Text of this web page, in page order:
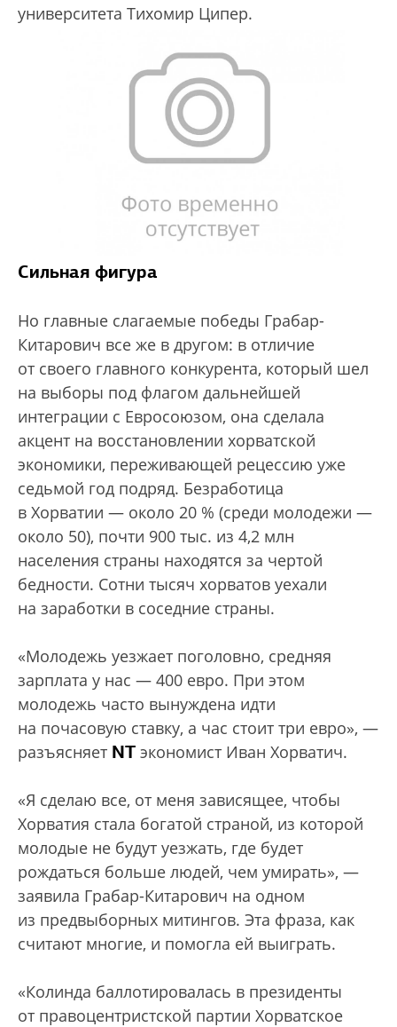
университета Тихомир Ципер.
Сильная фигура
Но главные слагаемые победы Грабар-
Китарович все же в другом: в отличие
от своего главного конкурента, который шел
на выборы под флагом дальнейшей
интеграции с Евросоюзом, она сделала
акцент на восстановлении хорватской
экономики, переживающей рецессию уже
седьмой год подряд. Безработица
в Хорватии — около 20 % (среди молодежи —
около 50), почти 900 тыс. из 4,2 млн
населения страны находятся за чертой
бедности. Сотни тысяч хорватов уехали
на заработки в соседние страны.
«Молодежь уезжает поголовно, средняя
зарплата у нас — 400 евро. При этом
молодежь часто вынуждена идти
на почасовую ставку, а час стоит три евро», —
разъясняет NT экономист Иван Хорватич.
«Я сделаю все, от меня зависящее, чтобы
Хорватия стала богатой страной, из которой
молодые не будут уезжать, где будет
рождаться больше людей, чем умирать», —
заявила Грабар-Китарович на одном
из предвыборных митингов. Эта фраза, как
считают многие, и помогла ей выиграть.
«Колинда баллотировалась в президенты
от правоцентристской партии Хорватское